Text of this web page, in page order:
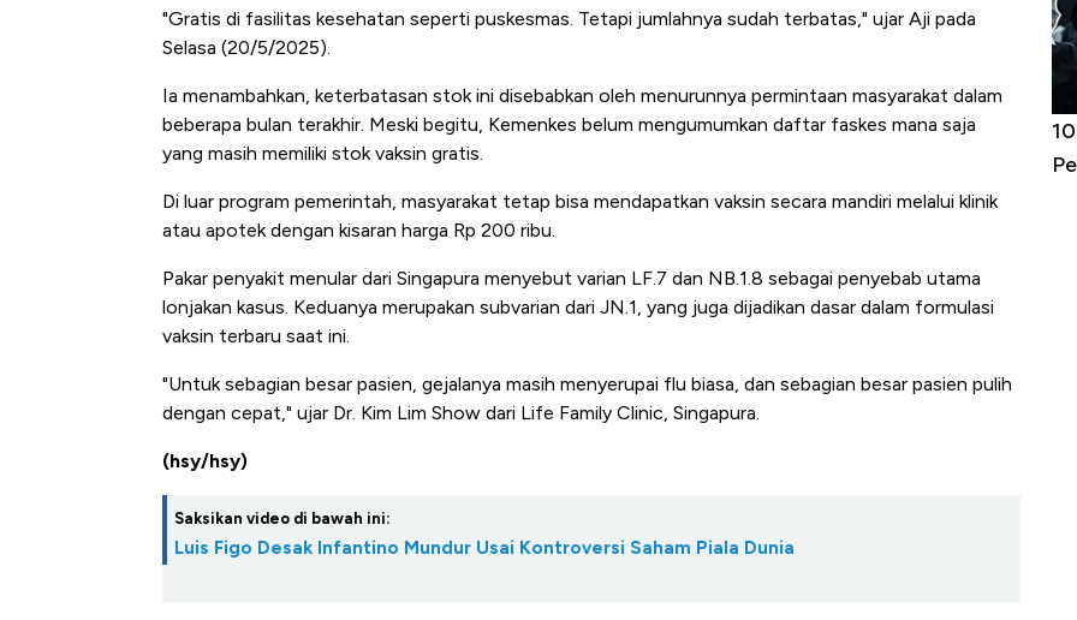
"Gratis di fasilitas kesehatan seperti puskesmas. Tetapi jumlahnya sudah terbatas," ujar Aji pada
Selasa (20/5/2025).
Ia menambahkan, keterbatasan stok ini disebabkan oleh menurunnya permintaan masyarakat dalam
beberapa bulan terakhir. Meski begitu, Kemenkes belum mengumumkan daftar faskes mana saja
yang masih memiliki stok vaksin gratis.
Di luar program pemerintah, masyarakat tetap bisa mendapatkan vaksin secara mandiri melalui klinik
atau apotek dengan kisaran harga Rp 200 ribu.
Pakar penyakit menular dari Singapura menyebut varian LF.7 dan NB.1.8 sebagai penyebab utama
lonjakan kasus. Keduanya merupakan subvarian dari JN.1, yang juga dijadikan dasar dalam formulasi
vaksin terbaru saat ini.
"Untuk sebagian besar pasien, gejalanya masih menyerupai flu biasa, dan sebagian besar pasien pulih
dengan cepat," ujar Dr. Kim Lim Show dari Life Family Clinic, Singapura.
(hsy/hsy)
Saksikan video di bawah ini:
Luis Figo Desak Infantino Mundur Usai Kontroversi Saham Piala Dunia
Kongo Tutup Keran Ekspor, Harga
Tembaga Terbang ke Zona Berbahaya
Adu Panas Kinerja Emiten Minyak RI,